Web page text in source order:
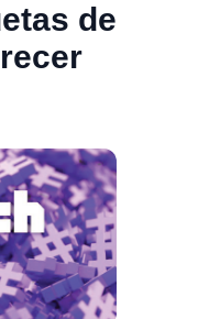
de